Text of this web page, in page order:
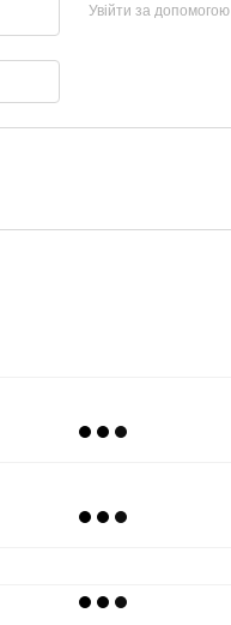
Увійти за допомогою